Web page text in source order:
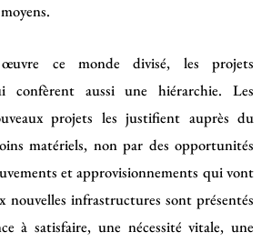
ce monde divisé, les projets
confèrent aussi une hiérarchie. Les
projets les justifient auprès du
matériels, non par des opportunités
et approvisionnements qui vont
nouvelles infrastructures sont présentés
à satisfaire, une nécessité vitale, une